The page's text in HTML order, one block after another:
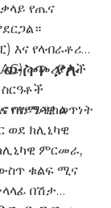
የጤና
እና የላብራቶሪ
መመሪያዎች
የሳይንሳዊ ወጥነት
ውስጥ ያሉ
ባዮሜዲካል
ወደ ክሊኒካዊ
ምርመራ,
ቁልፍ ሚና
በሽታ